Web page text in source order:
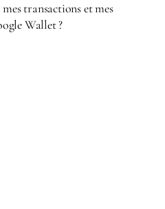
transactions et mes
Wallet ?